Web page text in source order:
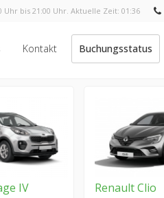
bis 21:00 Uhr. Aktuelle Zeit: 01:36
Kontakt Buchungsstatus
IV RenaultClio